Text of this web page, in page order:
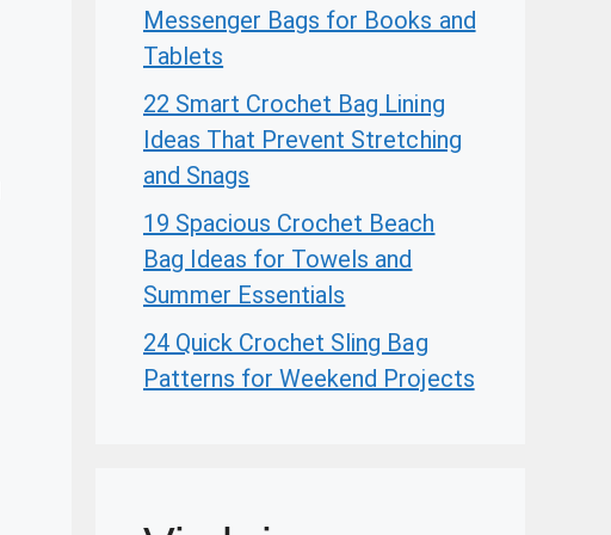
Messenger Bags for Books and
Tablets
22 Smart Crochet Bag Lining
Ideas That Prevent Stretching
and Snags
19 Spacious Crochet Beach
Bag Ideas for Towels and
Summer Essentials
24 Quick Crochet Sling Bag
Patterns for Weekend Projects